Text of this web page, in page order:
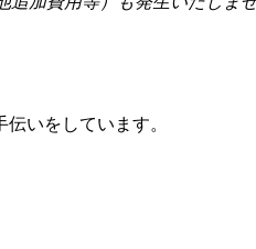
伝いをしています。